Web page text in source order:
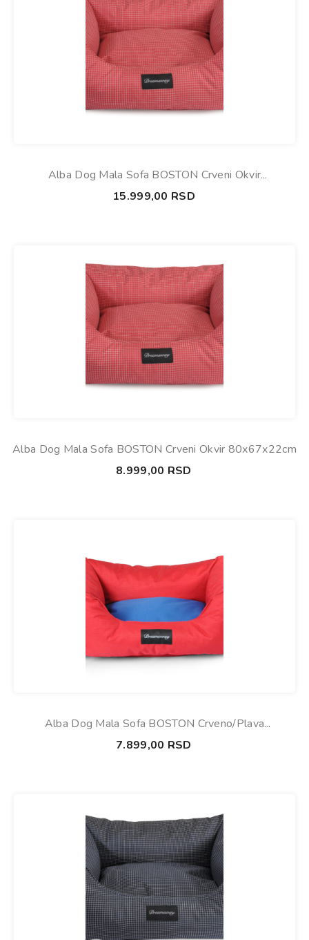
Alba Dog Mala Sofa BOSTON Crveni Okvir
120x100x28cm
15.999,00 RSD
Alba Dog Mala Sofa BOSTON Crveni Okvir 80x67x22cm
8.999,00 RSD
Alba Dog Mala Sofa BOSTON Crveno/Plava
80x67x22cm
7.899,00 RSD